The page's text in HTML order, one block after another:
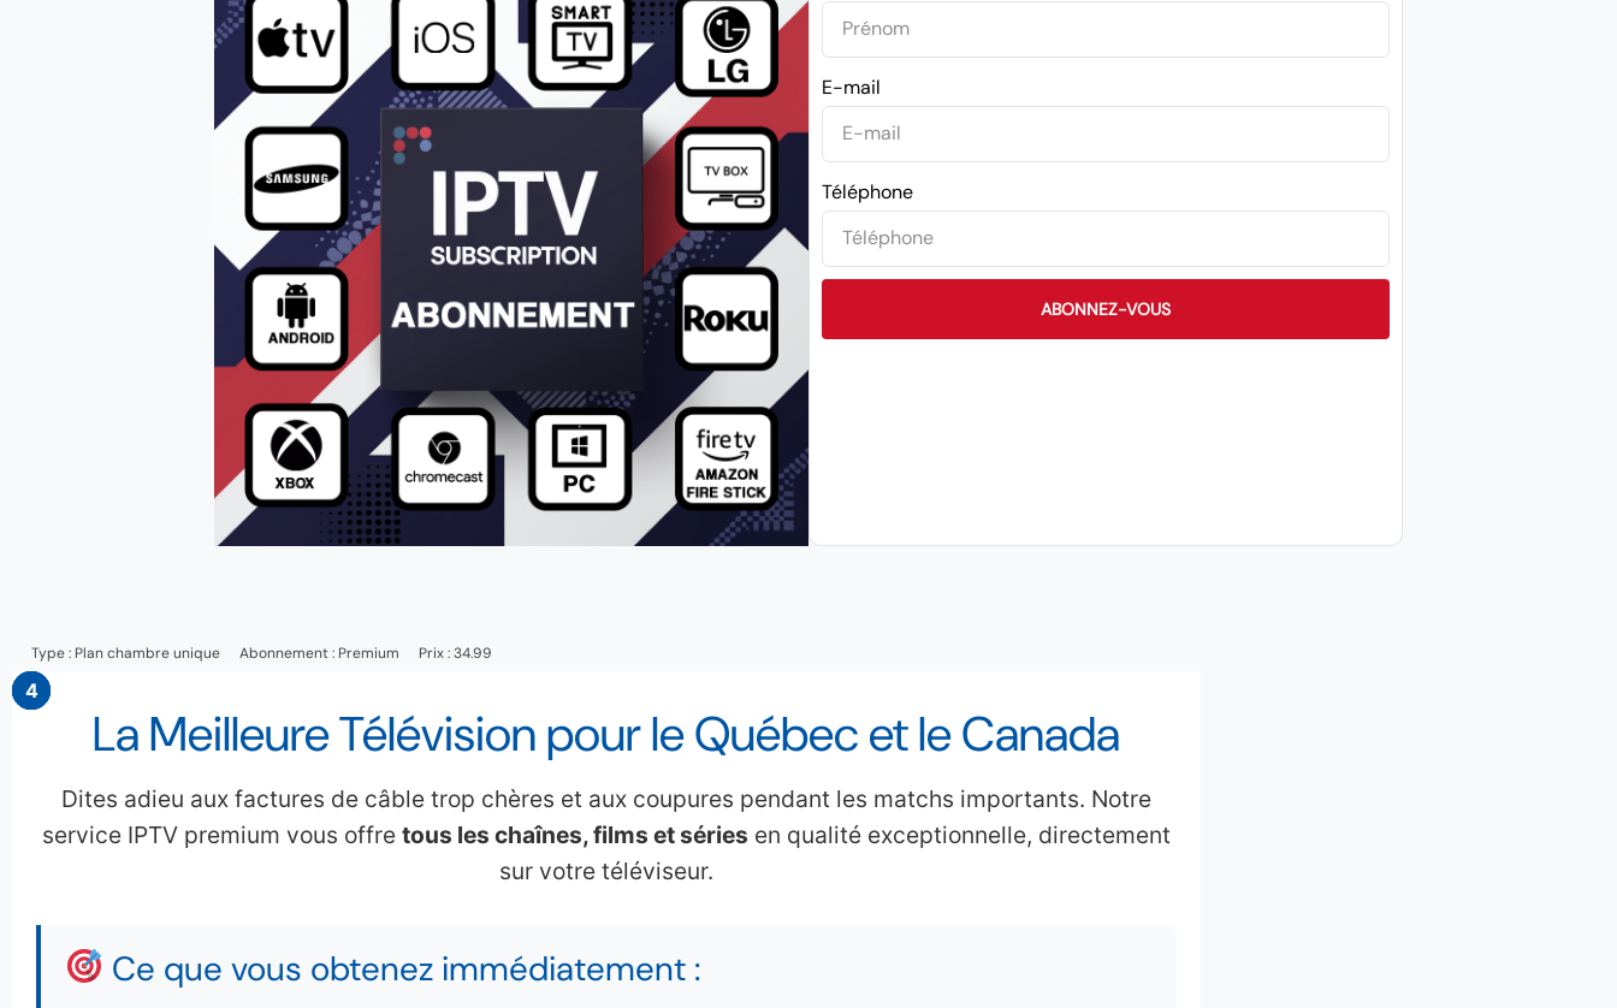
E-mail
Téléphone
ABONNEZ-VOUS
Type : Plan chambre unique Abonnement : Premium Prix : 34.99
La Meilleure Télévision pour le Québec et le Canada
Dites adieu aux factures de câble trop chères et aux coupures pendant les matchs importants. Notre
service IPTV premium vous offre tous les chaînes, films et séries en qualité exceptionnelle, directement
sur votre téléviseur.
Ce que vous obtenez immédiatement :
1
2
3
4